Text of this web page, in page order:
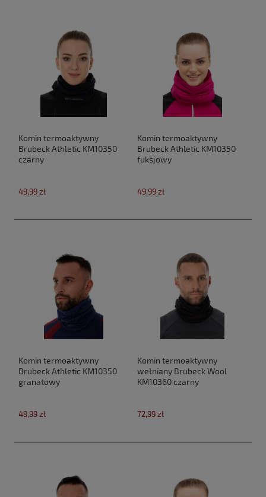
Komin termoaktywny
Brubeck Athletic KM10350
czarny
49,99 zł
Komin termoaktywny
Brubeck Athletic KM10350
fuksjowy
49,99 zł
Komin termoaktywny
Brubeck Athletic KM10350
granatowy
49,99 zł
Komin termoaktywny
wełniany Brubeck Wool
KM10360 czarny
72,99 zł